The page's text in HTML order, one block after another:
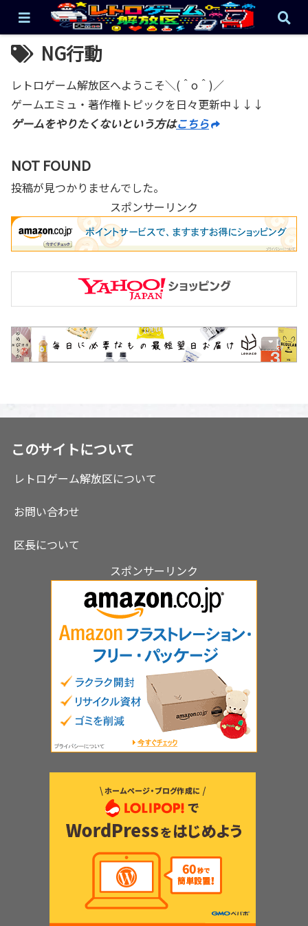
NG行動
レトロゲーム解放区へようこそ＼(＾o＾)／
ゲームエミュ・著作権トピックを日々更新中↓↓↓
ゲームをやりたくないという方はこちら
NOT FOUND
投稿が見つかりませんでした。
スポンサーリンク
このサイトについて
レトロゲーム解放区について
お問い合わせ
区長について
スポンサーリンク